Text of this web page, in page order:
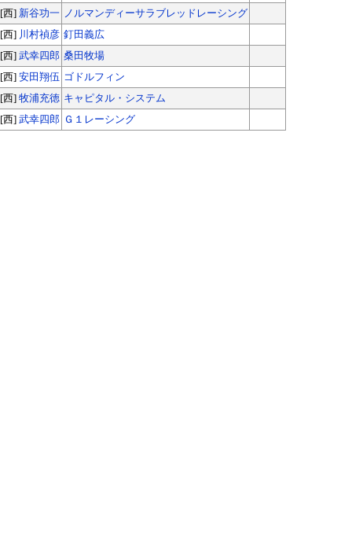
[西] 新谷功一 ノルマンディーサラブレッドレーシング
[西] 川村禎彦 釘田義広
[西] 武幸四郎 桑田牧場
[西] 安田翔伍 ゴドルフィン
[西] 牧浦充徳 キャピタル・システム
[西] 武幸四郎 Ｇ１レーシング